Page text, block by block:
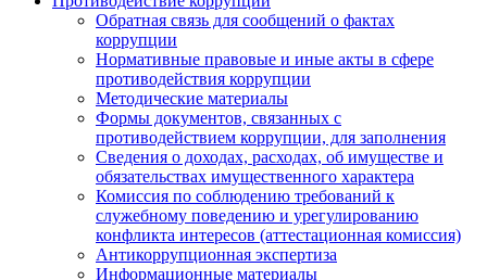
Обратная связь для сообщений о фактах
коррупции
Нормативные правовые и иные акты в сфере
противодействия коррупции
Методические материалы
Формы документов, связанных с
противодействием коррупции, для заполнения
Сведения о доходах, расходах, об имуществе и
обязательствах имущественного характера
Комиссия по соблюдению требований к
служебному поведению и урегулированию
конфликта интересов (аттестационная комиссия)
Антикоррупционная экспертиза
Информационные материалы